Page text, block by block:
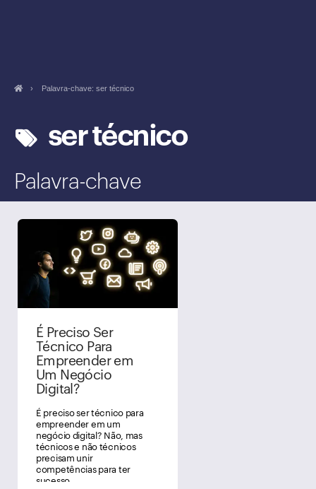
› Palavra-chave: ser técnico
ser técnico
Palavra-chave
É Preciso Ser
Técnico Para
Empreender em
Um Negócio
Digital?
É preciso ser técnico para
empreender em um
negócio digital? Não, mas
técnicos e não técnicos
precisam unir
competências para ter
sucesso.